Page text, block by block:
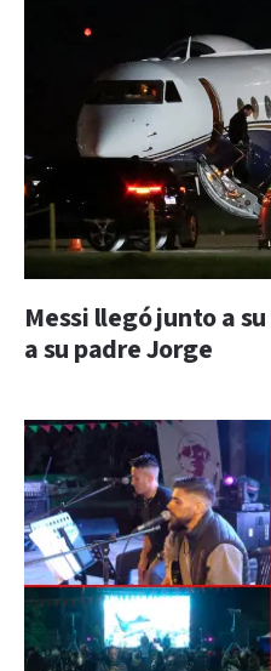
Messi llegó junto a
a su padre Jorge